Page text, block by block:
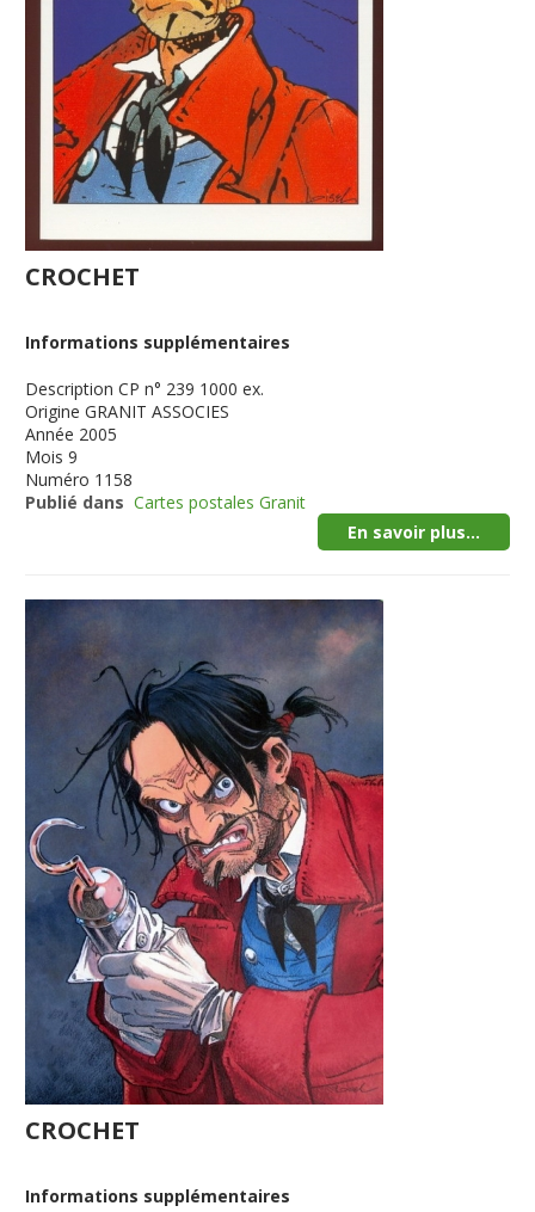
CROCHET
Informations supplémentaires
Description CP n° 239 1000 ex.
Origine GRANIT ASSOCIES
Année 2005
Mois 9
Numéro 1158
Publié dans Cartes postales Granit
En savoir plus...
CROCHET
Informations supplémentaires